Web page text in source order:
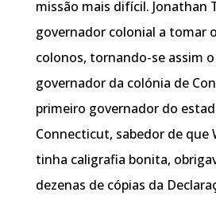
missão mais difícil. Jonathan
governador colonial a tomar
colonos, tornando-se assim
governador da colónia de
primeiro governador do
Connecticut, sabedor de que
tinha caligrafia bonita,
dezenas de cópias da